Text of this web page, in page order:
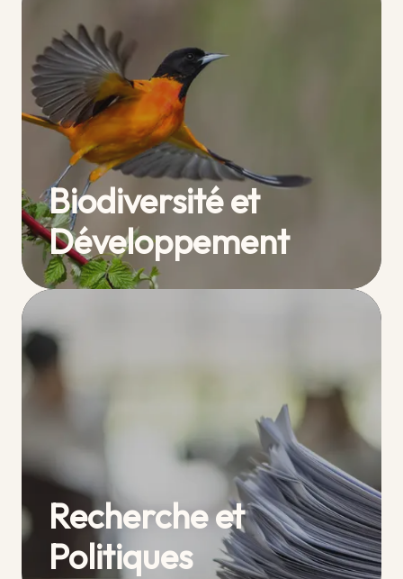
Biodiversité et
Développement
Recherche et
Politiques